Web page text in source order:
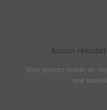
Vous pouvez tenter de
une